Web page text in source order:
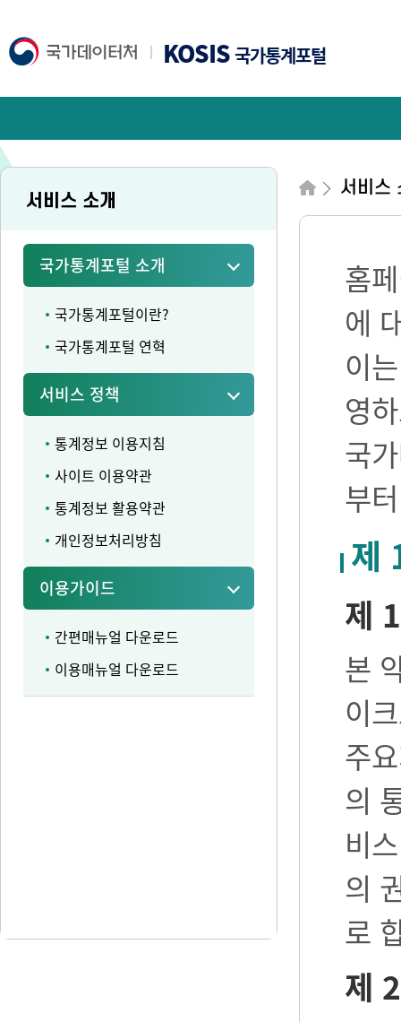
KOSIS국가통계포털
서비스 소개
국가통계포털 소개
국가통계포털이란?
국가통계포털 연혁
서비스 정책
통계정보 이용지침
사이트 이용약관
통계정보 활용약관
개인정보처리방침
이용가이드
간편매뉴얼 다운로드
이용매뉴얼 다운로드
서비스
홈
에
이
영
국
부
제
제
본
이
주
의
비
의
로
제